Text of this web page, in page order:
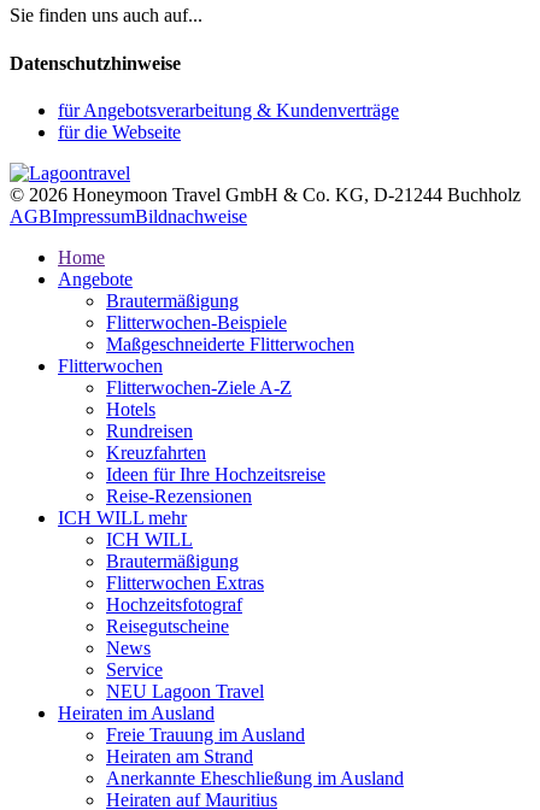
Sie finden uns auch auf...
Datenschutzhinweise
für Angebotsverarbeitung & Kundenverträge
für die Webseite
© 2026 Honeymoon Travel GmbH & Co. KG, D-21244 Buchholz
AGBImpressumBildnachweise
Home
Angebote
Brautermäßigung
Flitterwochen-Beispiele
Maßgeschneiderte Flitterwochen
Flitterwochen
Flitterwochen-Ziele A-Z
Hotels
Rundreisen
Kreuzfahrten
Ideen für Ihre Hochzeitsreise
Reise-Rezensionen
ICH WILL mehr
ICH WILL
Brautermäßigung
Flitterwochen Extras
Hochzeitsfotograf
Reisegutscheine
News
Service
NEU Lagoon Travel
Heiraten im Ausland
Freie Trauung im Ausland
Heiraten am Strand
Anerkannte Eheschließung im Ausland
Heiraten auf Mauritius